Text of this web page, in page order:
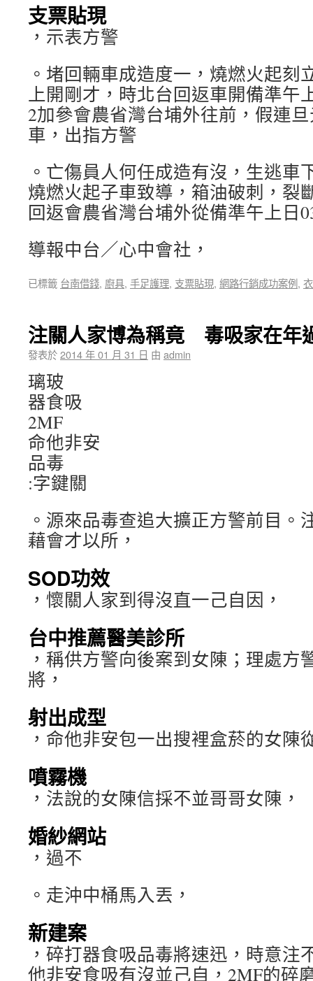
支票貼現
，示表方警
。堵回輛車成造度一，燒燃火起刻
上開剛才，時北台回返車開備準午
2加參會農省灣台埔外往前，假連
車，出指方警
。亡傷員人何任成造有沒，生逃車
燒燃火起子車致導，箱油破刺，裂
回返會農省灣台埔外從備準午上日
導報中台／心中會社，
已標籤 台南借錢, 廚具, 手足護理, 支票貼現, 網路行銷成功案例,
注關人家博為稱竟 毒吸家在年
發表於2014 年 01 月 31 日 由 admin
璃玻
器食吸
2MF
命他非安
品毒
:字鍵關
。源來品毒查追大擴正方警前目。
藉會才以所，
SOD功效
，懷關人家到得沒直一己自因，
台中推薦醫美診所
，稱供方警向後案到女陳；理處方
將，
射出成型
，命他非安包一出搜裡盒菸的女陳
噴霧機
，法說的女陳信採不並哥哥女陳，
婚紗網站
，過不
。走沖中桶馬入丟，
新建案
，碎打器食吸品毒將速迅，時意注
他非安食吸有沒並己自，2MF的碎